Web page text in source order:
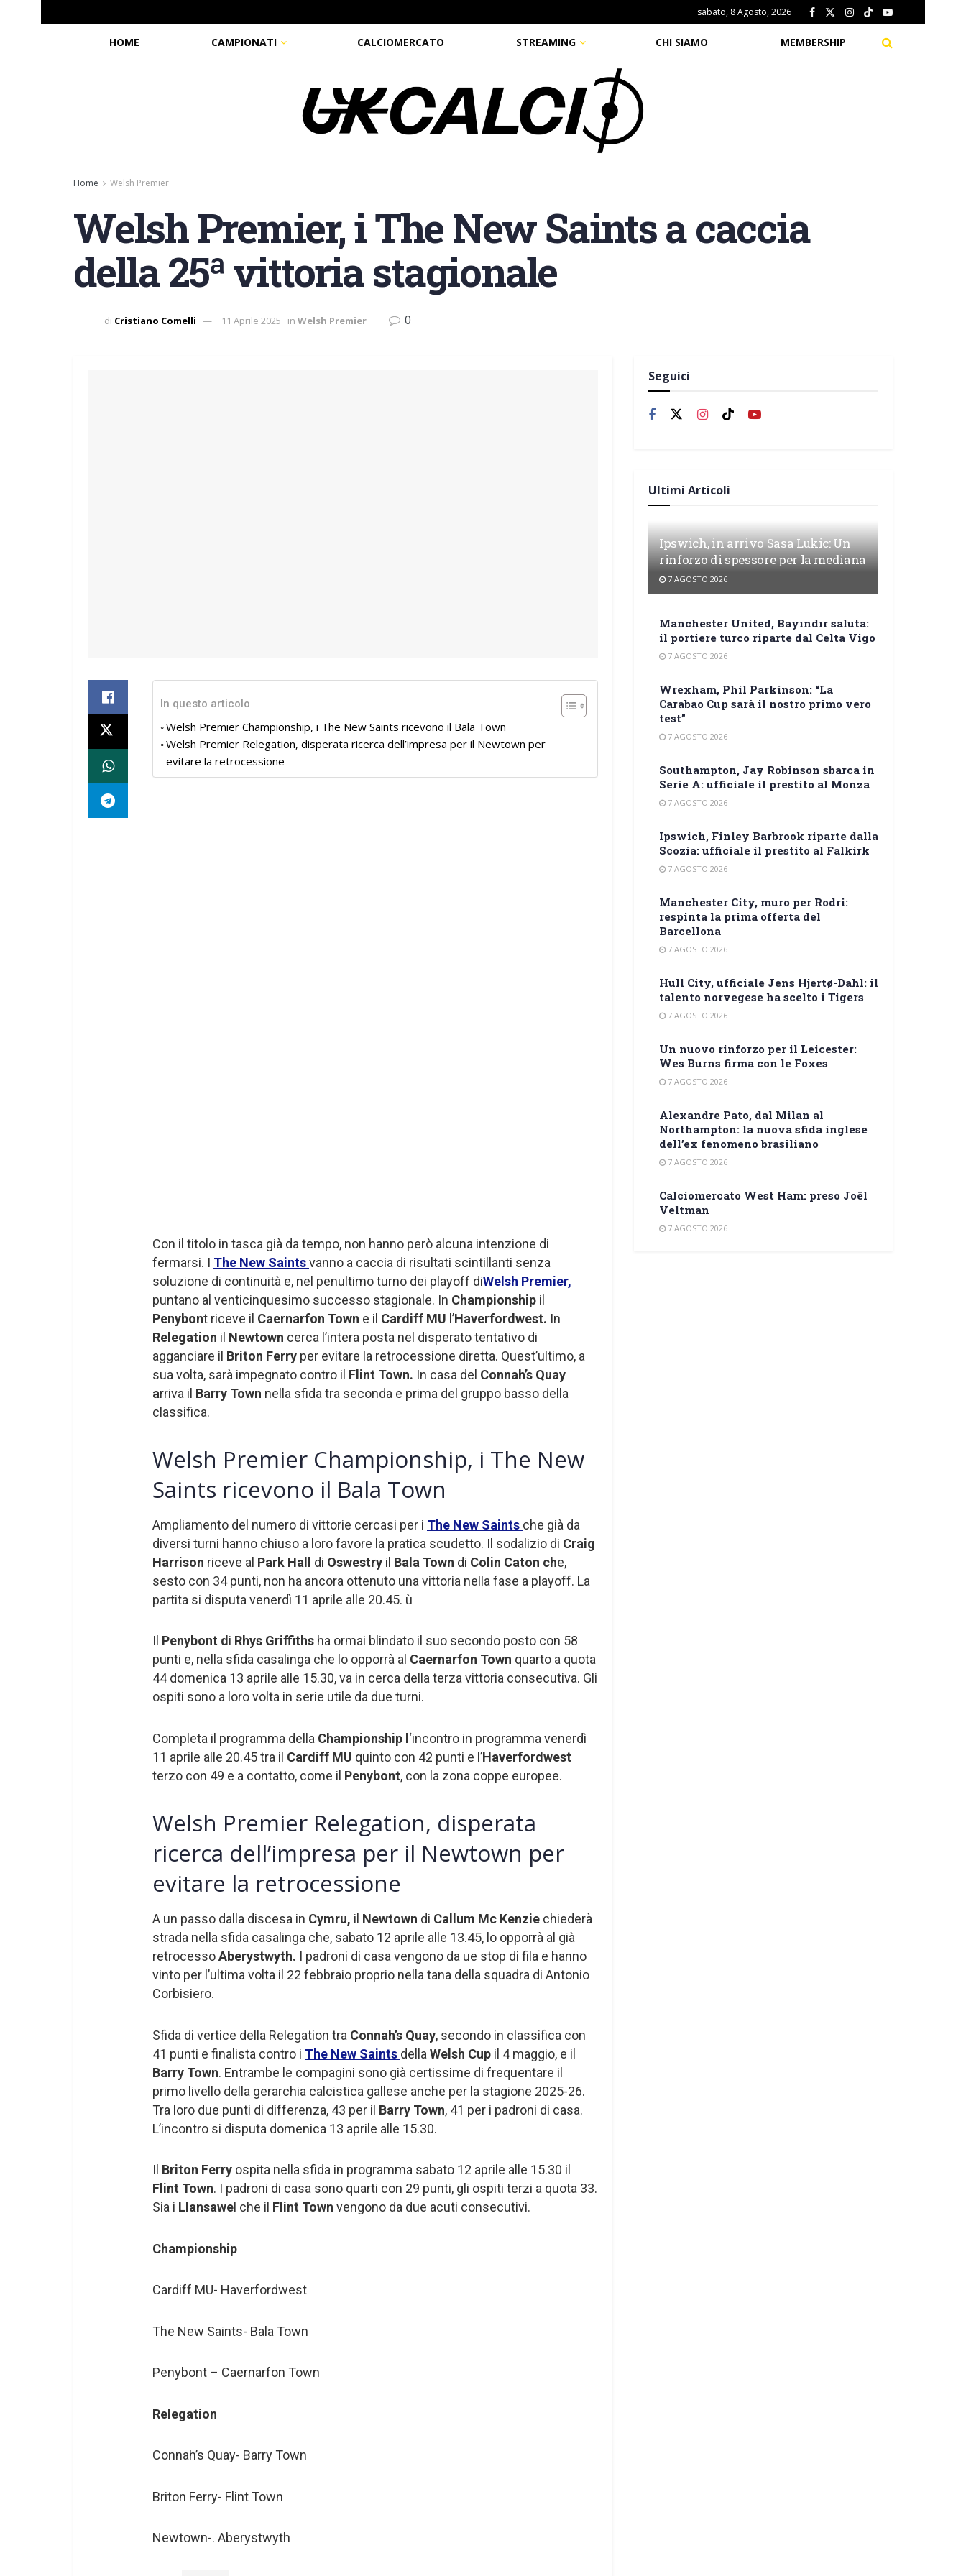
sabato, 8 Agosto, 2026
HOME CAMPIONATI CALCIOMERCATO STREAMING CHI SIAMO MEMBERSHIP
Home Welsh Premier
Welsh Premier, i The New Saints a caccia
della 25ª vittoria stagionale
di Cristiano Comelli 11 Aprile 2025 in Welsh Premier 0
In questo articolo
Welsh Premier Championship, i The New Saints ricevono il Bala Town
Welsh Premier Relegation, disperata ricerca dell’impresa per il Newtown per
evitare la retrocessione
Con il titolo in tasca già da tempo, non hanno però alcuna intenzione di
fermarsi. I The New Saintsvanno a caccia di risultati scintillanti senza
soluzione di continuità e, nel penultimo turno dei playoff diWelsh Premier,
puntano al venticinquesimo successo stagionale. In Championship il
Penybont riceve il Caernarfon Town e il Cardiff MU l’Haverfordwest. In
Relegation il Newtown cerca l’intera posta nel disperato tentativo di
agganciare il Briton Ferry per evitare la retrocessione diretta. Quest’ultimo, a
sua volta, sarà impegnato contro il Flint Town. In casa del Connah’s Quay
arriva il Barry Town nella sfida tra seconda e prima del gruppo basso della
classifica.
Welsh Premier Championship, i The New
Saints ricevono il Bala Town
Ampliamento del numero di vittorie cercasi per i The New Saints che già da
diversi turni hanno chiuso a loro favore la pratica scudetto. Il sodalizio di Craig
Harrison riceve al Park Hall di Oswestry il Bala Town di Colin Caton che,
sesto con 34 punti, non ha ancora ottenuto una vittoria nella fase a playoff. La
partita si disputa venerdì 11 aprile alle 20.45. ù
Il Penybont di Rhys Griffiths ha ormai blindato il suo secondo posto con 58
punti e, nella sfida casalinga che lo opporrà al Caernarfon Town quarto a quota
44 domenica 13 aprile alle 15.30, va in cerca della terza vittoria consecutiva. Gli
ospiti sono a loro volta in serie utile da due turni.
Completa il programma della Championship l ‘incontro in programma venerdì
11 aprile alle 20.45 tra il Cardiff MU quinto con 42 punti e l’Haverfordwest
terzo con 49 e a contatto, come il Penybont, con la zona coppe europee.
Welsh Premier Relegation, disperata
ricerca dell’impresa per il Newtown per
evitare la retrocessione
A un passo dalla discesa in Cymru, il Newtown di Callum Mc Kenzie chiederà
strada nella sfida casalinga che, sabato 12 aprile alle 13.45, lo opporrà al già
retrocessoAberystwyth. I padroni di casa vengono da ue stop di fila e hanno
vinto per l’ultima volta il 22 febbraio proprio nella tana della squadra di Antonio
Corbisiero.
Sfida di vertice della Relegation tra Connah’s Quay, secondo in classifica con
41 punti e finalista contro i The New Saints della Welsh Cup il 4 maggio, e il
Barry Town. Entrambe le compagini sono già certissime di frequentare il
primo livello della gerarchia calcistica gallese anche per la stagione 2025-26.
Tra loro due punti di differenza, 43 per il Barry Town, 41 per i padroni di casa.
L’incontro si disputa domenica 13 aprile alle 15.30.
Il Briton Ferry ospita nella sfida in programma sabato 12 aprile alle 15.30 il
Flint Town. I padroni di casa sono quarti con 29 punti, gli ospiti terzi a quota 33.
Sia i Llansawe l che il Flint Town vengono da due acuti consecutivi.
Championship
Cardiff MU- Haverfordwest
The New Saints- Bala Town
Penybont – Caernarfon Town
Relegation
Connah’s Quay- Barry Town
Briton Ferry- Flint Town
Newtown-. Aberystwyth
Seguici
Ultimi Articoli
Ipswich, in arrivo Sasa Lukic: Un
rinforzo di spessore per la mediana
7 AGOSTO 2026
Manchester United, Bayındır saluta:
il portiere turco riparte dal Celta Vigo
7 AGOSTO 2026
Wrexham, Phil Parkinson: “La
Carabao Cup sarà il nostro primo vero
test”
7 AGOSTO 2026
Southampton, Jay Robinson sbarca in
Serie A: ufficiale il prestito al Monza
7 AGOSTO 2026
Ipswich, Finley Barbrook riparte dalla
Scozia: ufficiale il prestito al Falkirk
7 AGOSTO 2026
Manchester City, muro per Rodri:
respinta la prima offerta del
Barcellona
7 AGOSTO 2026
Hull City, ufficiale Jens Hjertø-Dahl: il
talento norvegese ha scelto i Tigers
7 AGOSTO 2026
Un nuovo rinforzo per il Leicester:
Wes Burns firma con le Foxes
7 AGOSTO 2026
Alexandre Pato, dal Milan al
Northampton: la nuova sfida inglese
dell’ex fenomeno brasiliano
7 AGOSTO 2026
Calciomercato West Ham: preso Joël
Veltman
7 AGOSTO 2026